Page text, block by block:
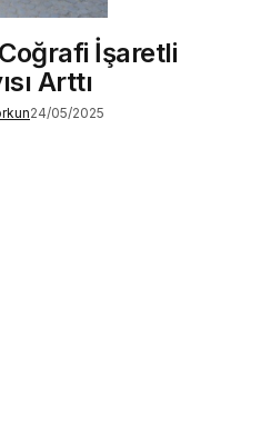
İşaretli
Arttı
24/05/2025